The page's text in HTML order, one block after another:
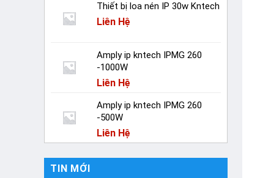
Thiết bị loa nén IP 30w Kntech
Liên Hệ
Amply ip kntech IPMG 260
-1000W
Liên Hệ
Amply ip kntech IPMG 260
-500W
Liên Hệ
TIN MỚI